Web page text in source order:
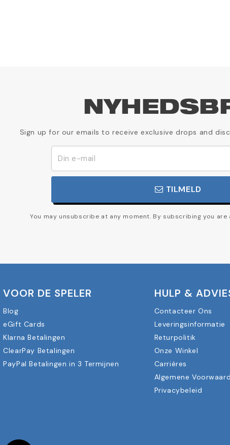
Sign up for our emails to receive exclusive drops and
TILMELD
You may unsubscribe at any moment. By subscribing you
VOOR DE SPELER
Blog
eGift Cards
Klarna Betalingen
ClearPay Betalingen
PayPal Betalingen in 3 Termijnen
HULP &
Contacteer Ons
Leveringsinformatie
Returpolitik
Onze Winkel
Carrières
Algemene
Privacybeleid